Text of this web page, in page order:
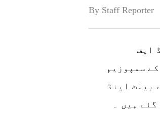
By Staff Reporter
ایف
سمپوزیم
بیلٹ اینڈ
ہیں ۔